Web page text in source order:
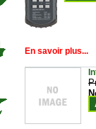
En savoir plus...